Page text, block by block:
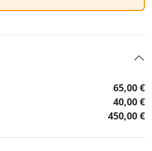
65,00 €
40,00 €
450,00 €